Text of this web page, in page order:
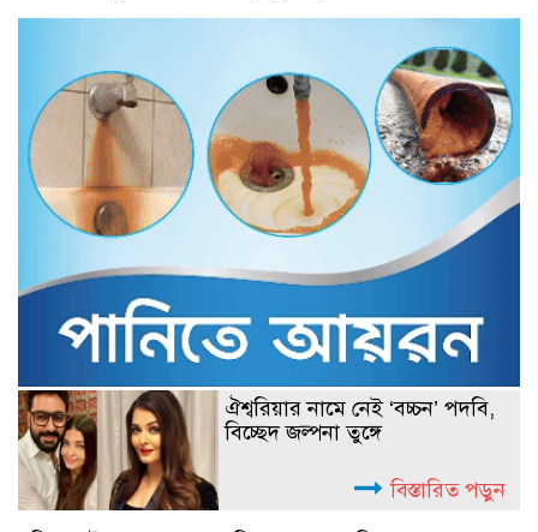
ঐশ্বরিয়ার নামে নেই ‘বচ্চন’ পদবি,
বিচ্ছেদ জল্পনা তুঙ্গে
বিস্তারিত পড়ুন